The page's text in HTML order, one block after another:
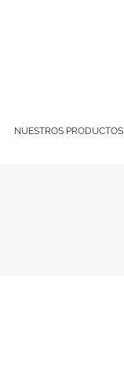
NUESTROS PRODUCTOS